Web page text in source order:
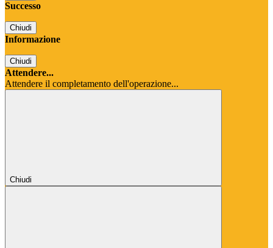
Successo
Chiudi
Informazione
Chiudi
Attendere...
Attendere il completamento dell'operazione...
Chiudi